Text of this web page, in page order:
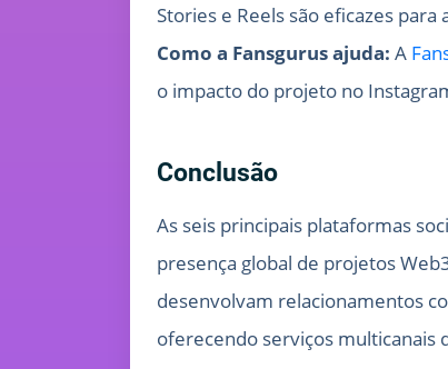
Stories e Reels são eficazes
Como a Fansgurus ajuda: A
o impacto do projeto no
Conclusão
As seis principais plataformas
presença global de projetos
desenvolvam relacionamentos
oferecendo serviços multicanais